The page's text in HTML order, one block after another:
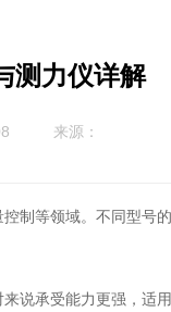
测力仪详解
来源：
制等领域。不同型号
说承受能力更强，适